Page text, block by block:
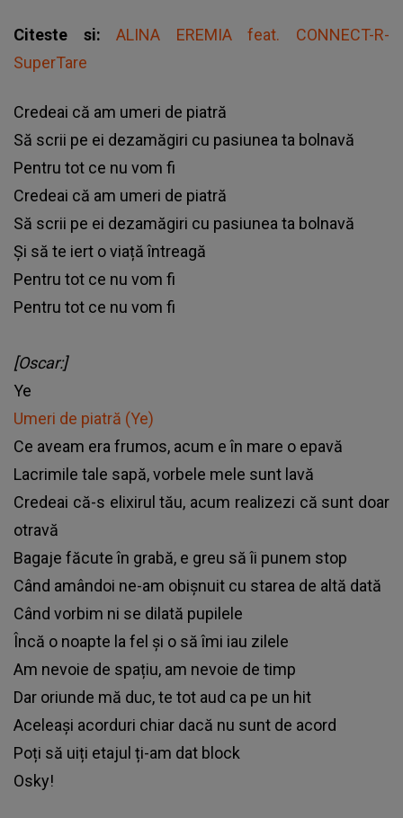
Citeste si:ALINA EREMIA feat. CONNECT-R-
SuperTare
Credeai că am umeri de piatră
Să scrii pe ei dezamăgiri cu pasiunea ta bolnavă
Pentru tot ce nu vom fi
Credeai că am umeri de piatră
Să scrii pe ei dezamăgiri cu pasiunea ta bolnavă
Și să te iert o viață întreagă
Pentru tot ce nu vom fi
Pentru tot ce nu vom fi
[Oscar:]
Ye
Umeri de piatră (Ye)
Ce aveam era frumos, acum e în mare o epavă
Lacrimile tale sapă, vorbele mele sunt lavă
Credeai că-s elixirul tău, acum realizezi că sunt doar
otravă
Bagaje făcute în grabă, e greu să îi punem stop
Când amândoi ne-am obișnuit cu starea de altă dată
Când vorbim ni se dilată pupilele
Încă o noapte la fel și o să îmi iau zilele
Am nevoie de spațiu, am nevoie de timp
Dar oriunde mă duc, te tot aud ca pe un hit
Aceleași acorduri chiar dacă nu sunt de acord
Poți să uiți etajul ți-am dat block
Osky!